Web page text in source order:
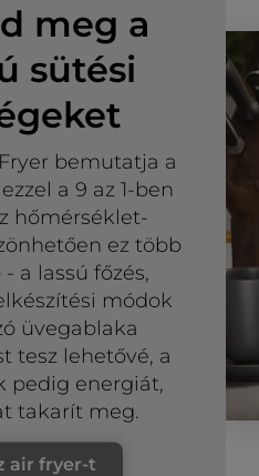
meg a
sütési
bemutatja a
a 9 az 1-ben
hőmérséklet-
ez több
a lassú főzés,
módok
üvegablaka
tesz lehetővé, a
pedig energiát,
takarít meg.
air fryer-t